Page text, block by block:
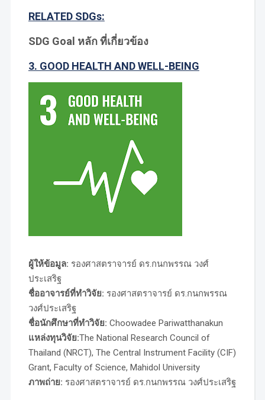
RELATED SDGs:
SDG Goal หลัก ที่เกี่ยวข้อง
3. GOOD HEALTH AND WELL-BEING
ผู้ให้ข้อมูล: รองศาสตราจารย์ ดร.กนกพรรณ วงศ์
ประเสริฐ
ชื่ออาจารย์ที่ทำวิจัย: รองศาสตราจารย์ ดร.กนกพรรณ
วงศ์ประเสริฐ
ชื่อนักศึกษาที่ทำวิจัย: Choowadee Pariwatthanakun
แหล่งทุนวิจัย:The National Research Council of
Thailand (NRCT), The Central Instrument Facility (CIF)
Grant, Faculty of Science, Mahidol University
ภาพถ่าย: รองศาสตราจารย์ ดร.กนกพรรณ วงศ์ประเสริฐ